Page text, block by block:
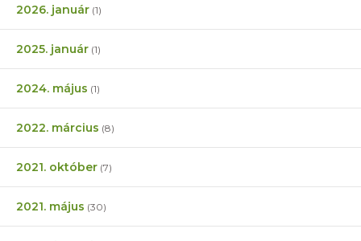
2026. január (1)
2025. január (1)
2024. május (1)
2022. március (8)
2021. október (7)
2021. május (30)